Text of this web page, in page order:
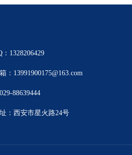
：1328206429
：13991900175@163.com
88639444
：西安市星火路24号